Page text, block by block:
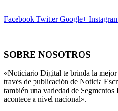
Facebook Twitter Google+
SOBRE NOSOTROS
«Noticiario Digital te brinda la
través de publicación de Noticia
también una variedad de
acontece a nivel nacional».